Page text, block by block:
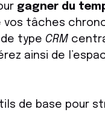
gagner du
tâches
de type CRM
ainsi de
de base pour